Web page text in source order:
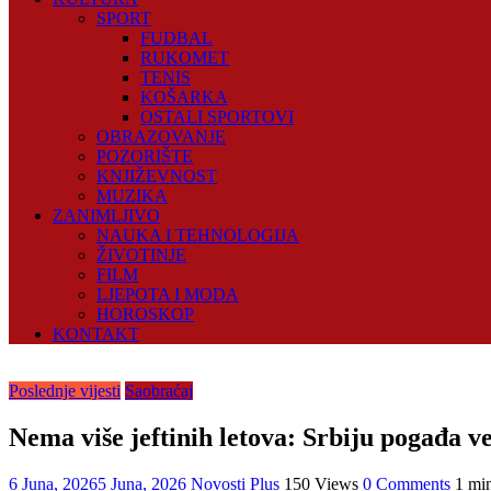
SPORT
FUDBAL
RUKOMET
TENIS
KOŠARKA
OSTALI SPORTOVI
OBRAZOVANJE
POZORIŠTE
KNJIŽEVNOST
MUZIKA
ZANIMLJIVO
NAUKA I TEHNOLOGIJA
ŽIVOTINJE
FILM
LJEPOTA I MODA
HOROSKOP
KONTAKT
Poslednje vijesti Saobraćaj
Nema više jeftinih letova: Srbiju pogađa
6 Juna, 20265 Juna, 2026 Novosti Plus 150 Views 0 Comments 1